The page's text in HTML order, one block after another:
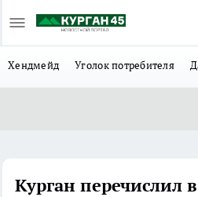
Хендмейд Уголок потребителя
Курган перечислил